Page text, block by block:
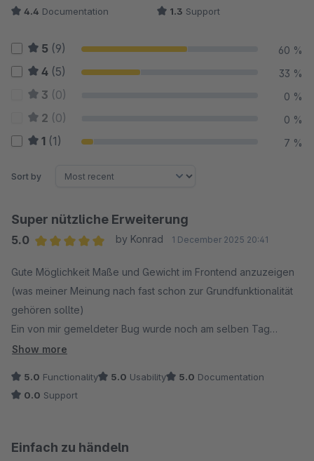
4.4 Documentation 1.3 Support
5 (9) 60 %
4 (5) 33 %
3 (0) 0 %
2 (0) 0 %
1 (1) 7 %
Sort by
Super nützliche Erweiterung
5.0
by Konrad 1 December 2025 20:41
Gute Möglichkeit Maße und Gewicht im Frontend anzuzeigen
(was meiner Meinung nach fast schon zur Grundfunktionalität
gehören sollte)
Ein von mir gemeldeter Bug wurde noch am selben Tag
behoben, danke!
Show more
5.0 Functionality 5.0 Usability 5.0 Documentation
0.0 Support
Einfach zu händeln